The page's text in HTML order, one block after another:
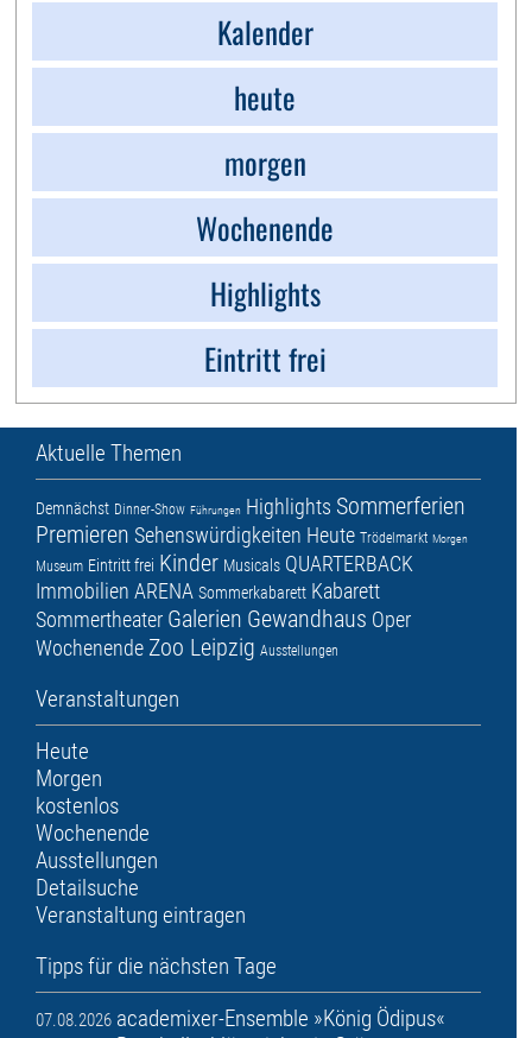
Kalender
heute
morgen
Wochenende
Highlights
Eintritt frei
Aktuelle Themen
Demnächst Dinner-Show Führungen Highlights Sommerferien
Premieren Sehenswürdigkeiten Heute Trödelmarkt Morgen
Museum Eintritt frei Kinder Musicals QUARTERBACK
Immobilien ARENA Sommerkabarett Kabarett
Sommertheater Galerien Gewandhaus Oper
Wochenende Zoo Leipzig Ausstellungen
Veranstaltungen
Heute
Morgen
kostenlos
Wochenende
Ausstellungen
Detailsuche
Veranstaltung eintragen
Tipps für die nächsten Tage
07.08.2026 academixer-Ensemble »König Ödipus«